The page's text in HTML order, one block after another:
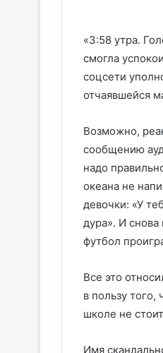
«3:58 утра.
смогла
соцсети
отчаявшейся
Возможно,
сообщению
надо
океана не
девочки: «У
дура». И
футбол
Все это
в пользу
школе не
Имя